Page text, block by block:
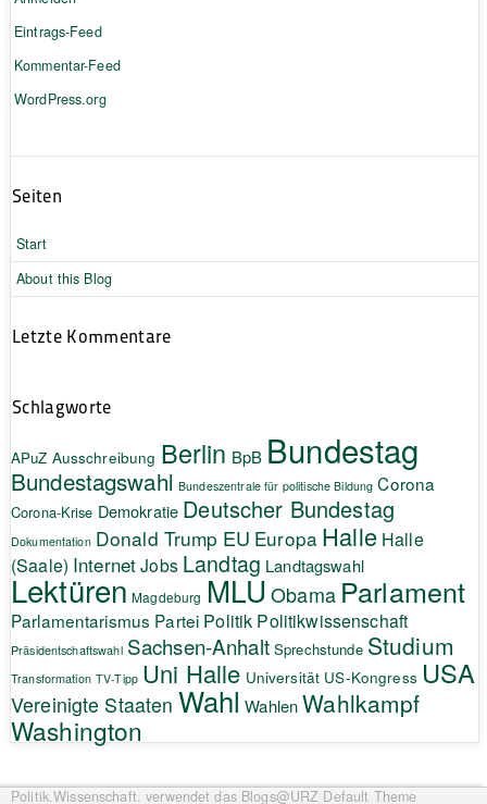
Eintrags-Feed
Kommentar-Feed
WordPress.org
Seiten
Start
About this Blog
Letzte Kommentare
Schlagworte
APuZ Ausschreibung Berlin BpB Bundestag
Bundestagswahl Bundeszentrale für politische Bildung Corona
Corona-Krise Demokratie Deutscher Bundestag
Dokumentation Donald Trump EU Europa Halle Halle
(Saale) InternetJobs Landtag Landtagswahl
Lektüren Magdeburg MLU Obama Parlament
Parlamentarismus Partei Politik Politikwissenschaft
Präsidentschaftswahl Sachsen-Anhalt Sprechstunde Studium
Transformation TV-Tipp Uni Halle Universität US-Kongress USA
Vereinigte Staaten Wahl Wahlen Wahlkampf
Washington
Politik.Wissenschaft. verwendet das Blogs@URZ Default Theme